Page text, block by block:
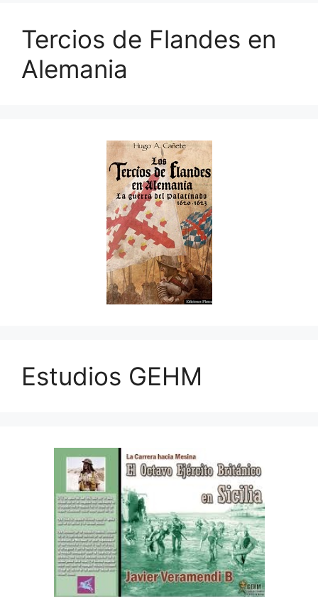
Tercios de Flandes en
Alemania
Estudios GEHM